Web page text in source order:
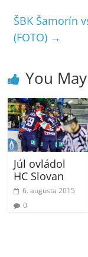
ŠBK Šamorín
(FOTO) →
You
Júl ovládol
HC Slovan
6. augusta 2015
0